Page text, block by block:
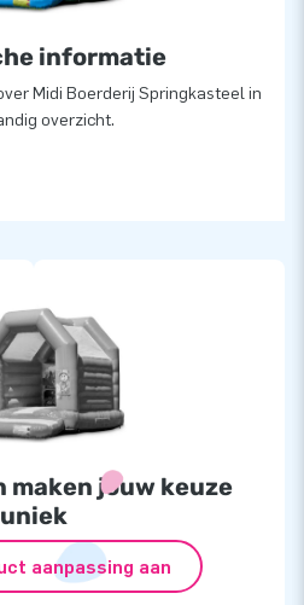
informatie
Midi Boerderij Springkasteel in
overzicht.
maken jouw keuze
uniek
aanpassing aan